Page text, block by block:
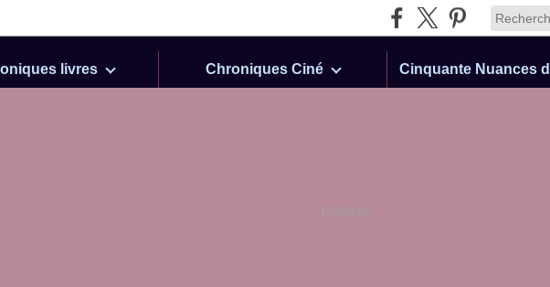
livres Chroniques Ciné
Publicité